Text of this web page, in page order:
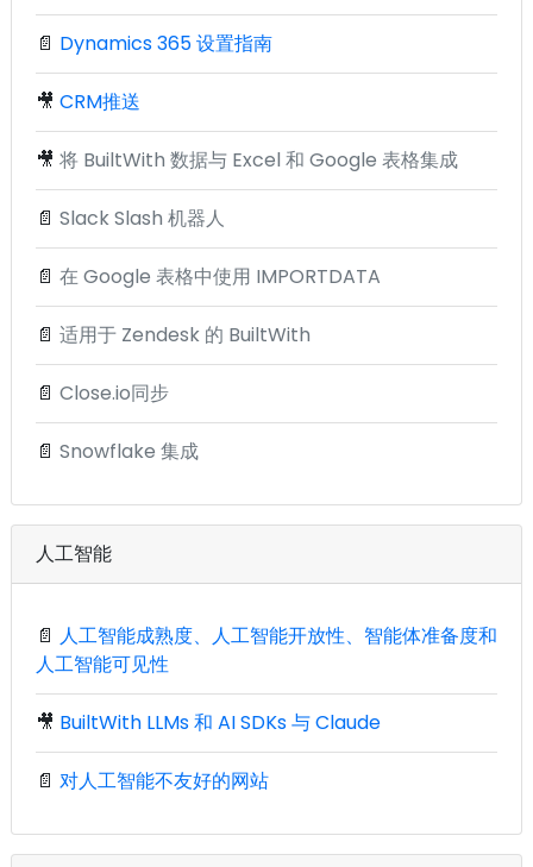
📄 Dynamics 365 设置指南
🎥 CRM推送
🎥 将 BuiltWith 数据与 Excel 和 Google 表格集成
📄 Slack Slash 机器人
📄 在 Google 表格中使用 IMPORTDATA
📄 适用于 Zendesk 的 BuiltWith
📄 Close.io同步
📄 Snowflake 集成
人工智能
📄 人工智能成熟度、人工智能开放性、智能体准备度和
人工智能可见性
🎥 BuiltWith LLMs 和 AI SDKs 与 Claude
📄 对人工智能不友好的网站